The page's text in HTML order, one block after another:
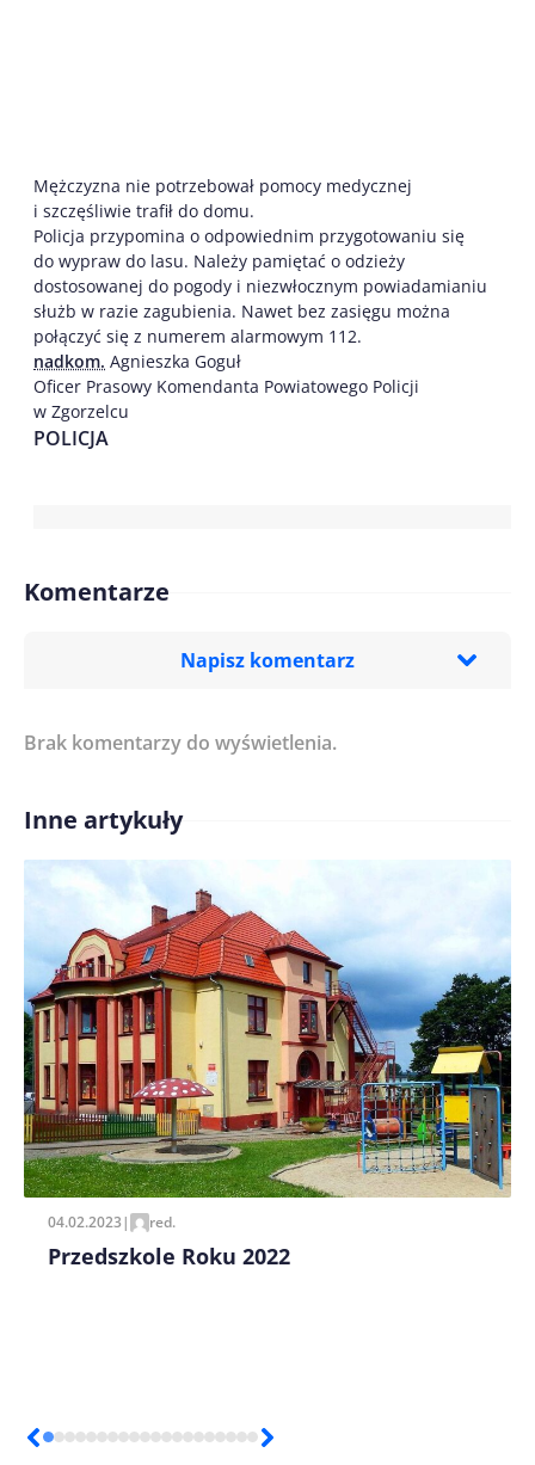
Mężczyzna nie potrzebował pomocy medycznej
i szczęśliwie trafił do domu.
Policja przypomina o odpowiednim przygotowaniu się
do wypraw do lasu. Należy pamiętać o odzieży
dostosowanej do pogody i niezwłocznym powiadamianiu
służb w razie zagubienia. Nawet bez zasięgu można
połączyć się z numerem alarmowym 112.
nadkom. Agnieszka Goguł
Oficer Prasowy Komendanta Powiatowego Policji
w Zgorzelcu
POLICJA
Komentarze
Napisz komentarz
Treść komentarza*
Imię/ Nick*
Zapamiętaj moje dane w tej przeglądarce podczas
pisania kolejnych komentarzy.
Brak komentarzy do wyświetlenia.
Inne artykuły
04.02.2023| red.
Przedszkole Roku 2022